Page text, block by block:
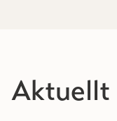
Aktuellt